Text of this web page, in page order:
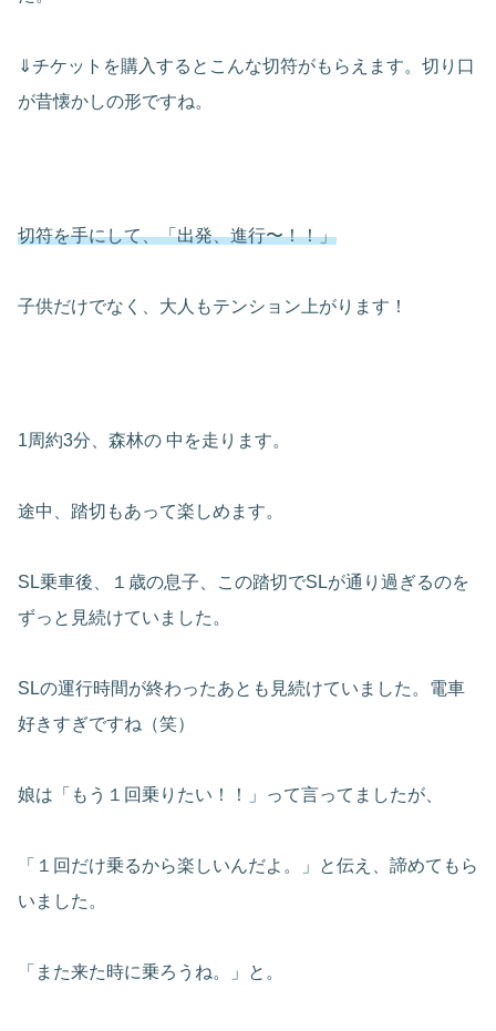
⇓チケットを購入するとこんな切符がもらえます。切り口
が昔懐かしの形ですね。
切符を手にして、「出発、進行〜！！」
子供だけでなく、大人もテンション上がります！
1周約3分、森林の 中を走ります。
途中、踏切もあって楽しめます。
SL乗車後、１歳の息子、この踏切でSLが通り過ぎるのを
ずっと見続けていました。
SLの運行時間が終わったあとも見続けていました。電車
好きすぎですね（笑）
娘は「もう１回乗りたい！！」って言ってましたが、
「１回だけ乗るから楽しいんだよ。」と伝え、諦めてもら
いました。
「また来た時に乗ろうね。」と。